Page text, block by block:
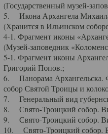
(Государственный музей-
5. Икона Архангела
(Хранится в Ильинском
4-1. Фрагмент иконы
(Музей-заповедник
5-1. Фрагмент иконы
Григорий Попов.;
6. Панорама Архангельска.
собор Святой Троицы и
7. Генеральный вид
8. Свято-Троицкий собор.
9. Свято-Троицкий собор.
10. Свято-Троицкий собор.